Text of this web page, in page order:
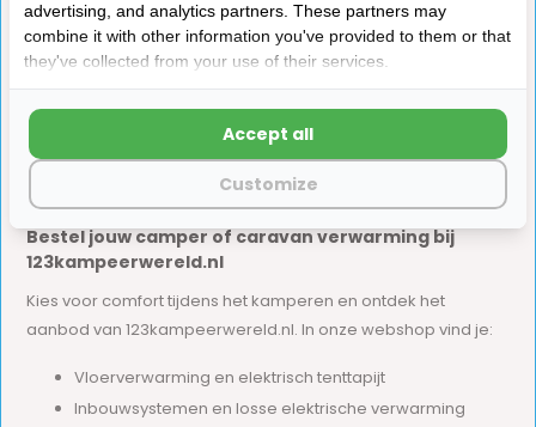
Voor camping verwarming in een voortent of bijzettent zijn
elektrisch tenttapijt of losstaande kacheltjes vaak de beste
optie. In de caravan of camper zelf kies je eerder voor een
veilige inbouwkachel of vloerverwarming.
Heb je hulp nodig bij het maken van de juiste keuze? Onze
klantenservice staat voor je klaar met persoonlijk advies.
Bestel jouw camper of caravan verwarming bij
123kampeerwereld.nl
Kies voor comfort tijdens het kamperen en ontdek het
aanbod van 123kampeerwereld.nl. In onze webshop vind je:
Vloerverwarming en elektrisch tenttapijt
Inbouwsystemen en losse elektrische verwarming
advertising, and analytics partners. These partners may
combine it with other information you've provided to them or that
they've collected from your use of their services.
Customize
Accept all